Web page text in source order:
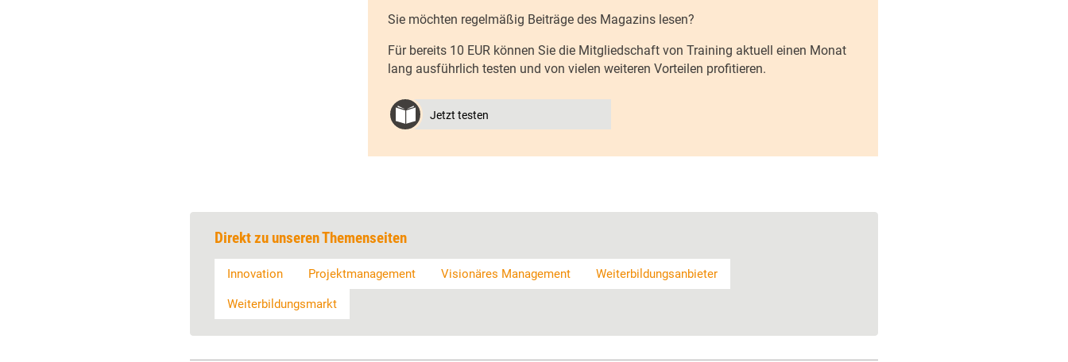
Sie möchten regelmäßig Beiträge des Magazins lesen?
Für bereits 10 EUR können Sie die Mitgliedschaft von Training aktuell einen Monat
lang ausführlich testen und von vielen weiteren Vorteilen profitieren.
Jetzt testen
Direkt zu unseren Themenseiten
Innovation Projektmanagement Visionäres Management Weiterbildungsanbieter
Weiterbildungsmarkt